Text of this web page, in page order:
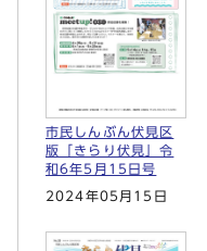
市民しんぶん伏見区
版「きらり伏見」令
和6年5月15日号
2024年05月15日